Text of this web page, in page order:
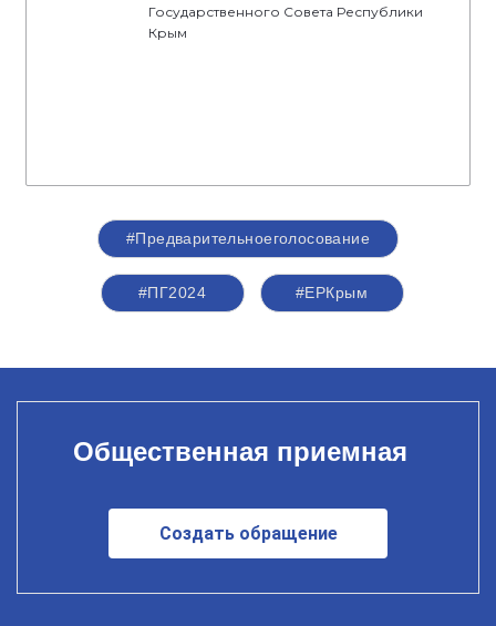
Государственного Совета Республики
Крым
#Предварительноеголосование
#ПГ2024 #ЕРКрым
Общественная приемная
Создать обращение